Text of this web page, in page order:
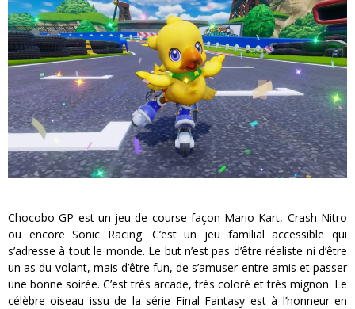
Yoshi and the mysterious book
« WOLF-MAN / Integrale Tomes 1 et 2 » - Cruelle Vengeance !
Chocobo GP est un jeu de course façon Mario Kart, Crash Nitro
ou encore Sonic Racing. C’est un jeu familial accessible qui
s’adresse à tout le monde. Le but n’est pas d’être réaliste ni d’être
un as du volant, mais d’être fun, de s’amuser entre amis et passer
une bonne soirée. C’est très arcade, très coloré et très mignon. Le
célèbre oiseau issu de la série Final Fantasy est à l’honneur en